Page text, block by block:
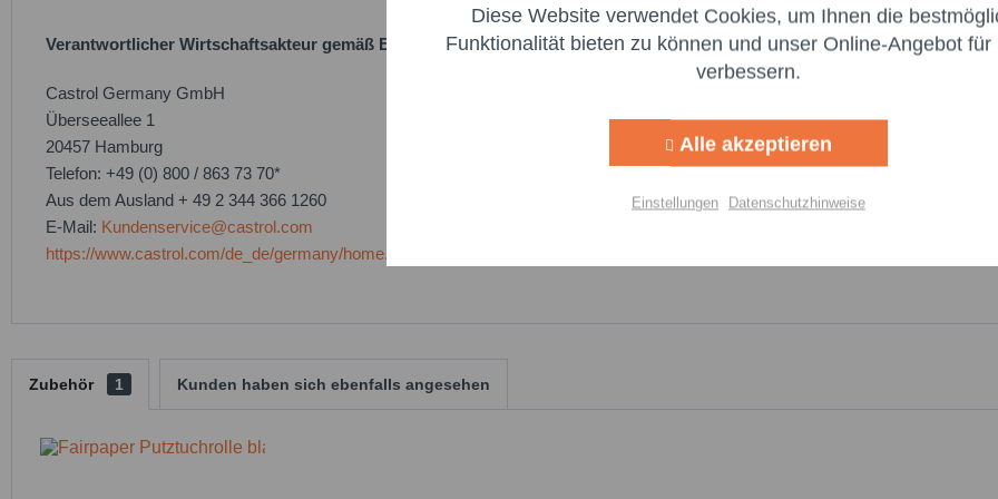
Felder
Verantwortlicher Wirtschaftsakteur gemäß EU-Verordnung:
Castrol Germany GmbH
Überseeallee 1
20457 Hamburg
Telefon: +49 (0) 800 / 863 73 70*
Aus dem Ausland + 49 2 344 366 1260
E-Mail: Kundenservice@castrol.com
https://www.castrol.com/de_de/germany/home.html
Zubehör 1 Kunden haben sich ebenfalls angesehen
Marketing Aktiv
Diese Website verwendet Cookies, um Ihnen die
Funktionalität bieten zu können und unser Online-Angebot für
verbessern.
Alle akzeptieren
Einstellungen Datenschutzhinweise